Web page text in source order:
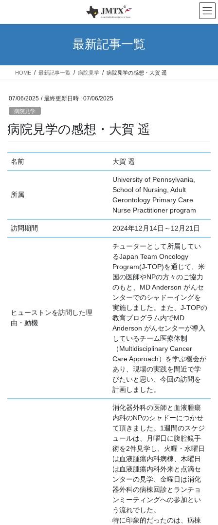
テ
ス
ゲ
ン
最新記事一覧
HOME 最新記事一覧 病院見学 病院見学の感想・大賀 遥
07/06/2025 / 最終更新日時 : 07/06/2025
病院見学
病院見学の感想・大賀 遥
名前 大賀 遥
所属
University of Pennsylvania,
School of Nursing, Adult
Gerontology Primary Care
Nurse Practitioner program
訪問期間 2024年12月14日～12月21日
ヒューストンを訪問した理
由・動機
チューターとして所属してい
るJapan Team Oncology
Program(J-TOP)を通じて、米
国の医師やNPの方々のご協力
のもと、MD Anderson がんセ
ンターでのシャドーイングを
実施しました。また、J-TOPの
教育プログラム内でMD
Anderson がんセンターが導入
しているチーム医療体制
（Multidisciplinary Cancer
Care Approach）を学ぶ機会が
あり、現場の実践を間近で学
びたいと思い、今回の訪問を
計画しました。
消化器外科の医師と血液腫瘍
内科のNPのシャドーにつかせ
て頂きました。1週間のスケジ
ュールは、月曜日に腹腔鏡手
術を2件見学し、火曜・水曜日
は血液腫瘍内科病棟、木曜日
は血液腫瘍内科外来と点滴セ
ンターの見学、金曜日は消化
器外科の病棟回診とランチョ
ンミーティングへの参加とい
う流れでした。
特に印象的だったのは、病棟